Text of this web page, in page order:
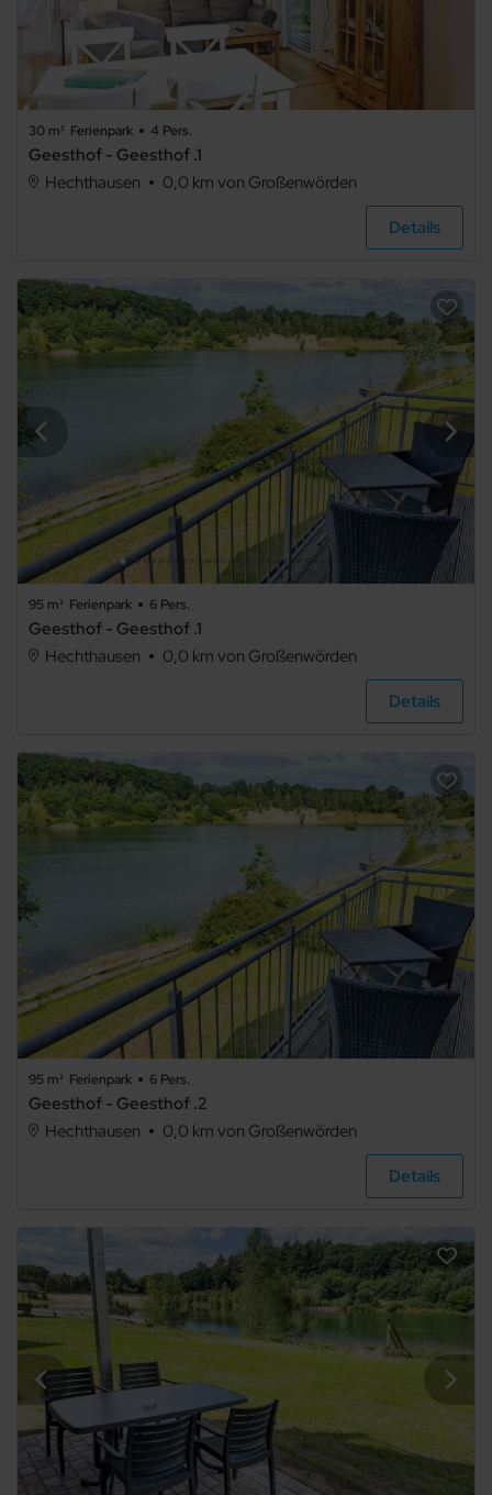
30 m² Ferienpark 4 Pers.
Geesthof - Geesthof .1
Hechthausen
0,0 km von Großenwörden
Details
95 m² Ferienpark 6 Pers.
Geesthof - Geesthof .1
Hechthausen
0,0 km von Großenwörden
Details
95 m² Ferienpark 6 Pers.
Geesthof - Geesthof .2
Hechthausen
0,0 km von Großenwörden
Details